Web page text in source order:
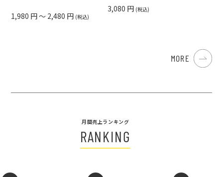
1,980 円 ～ 2,480 円 (税込)
3,080 円 (税込)
MORE
月間売上ランキング
RANKING